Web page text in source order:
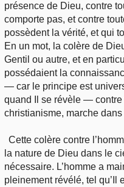
présence de Dieu, contre
comporte pas, et contre
possèdent la vérité, et qui
En un mot, la colère de
Gentil ou autre, et en
possédaient la
— car le principe est
quand Il se révèle — contre
christianisme, marche
Cette colère contre
la nature de Dieu dans le
nécessaire. L’homme a
pleinement révélé, tel qu’Il